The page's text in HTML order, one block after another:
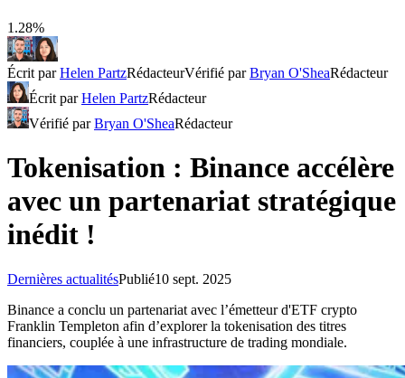
1.28%
Écrit parHelen PartzRédacteurVérifié parBryan O'SheaRédacteur
Écrit parHelen PartzRédacteur
Vérifié parBryan O'SheaRédacteur
Tokenisation : Binance accélère
avec un partenariat stratégique
inédit !
Dernières actualitésPublié10 sept. 2025
Binance a conclu un partenariat avec l’émetteur d'ETF crypto
Franklin Templeton afin d’explorer la tokenisation des titres
financiers, couplée à une infrastructure de trading mondiale.